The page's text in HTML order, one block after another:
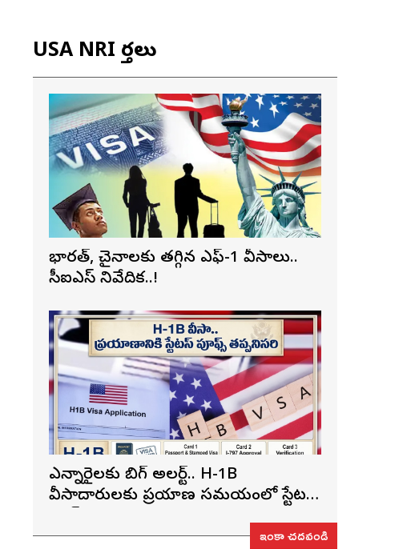
USA NRI వార్తలు
భారత్, చైనాలకు తగ్గిన ఎఫ్-1 వీసాలు..
సీఐఎస్ నివేదిక..!
ఎన్నారైలకు బిగ్ అలర్ట్.. H-1B
వీసాదారులకు ప్రయాణ సమయంలో స్టేటస్
ఇంకా చదవండి